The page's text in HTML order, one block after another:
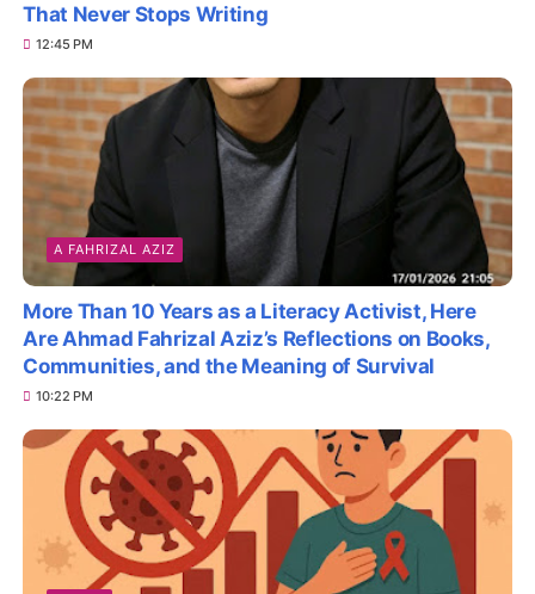
That Never Stops Writing
12:45 PM
A FAHRIZAL AZIZ
More Than 10 Years as a Literacy Activist, Here
Are Ahmad Fahrizal Aziz’s Reflections on Books,
Communities, and the Meaning of Survival
10:22 PM